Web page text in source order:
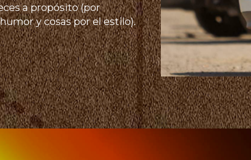
a propósito (por
y cosas por el estilo).